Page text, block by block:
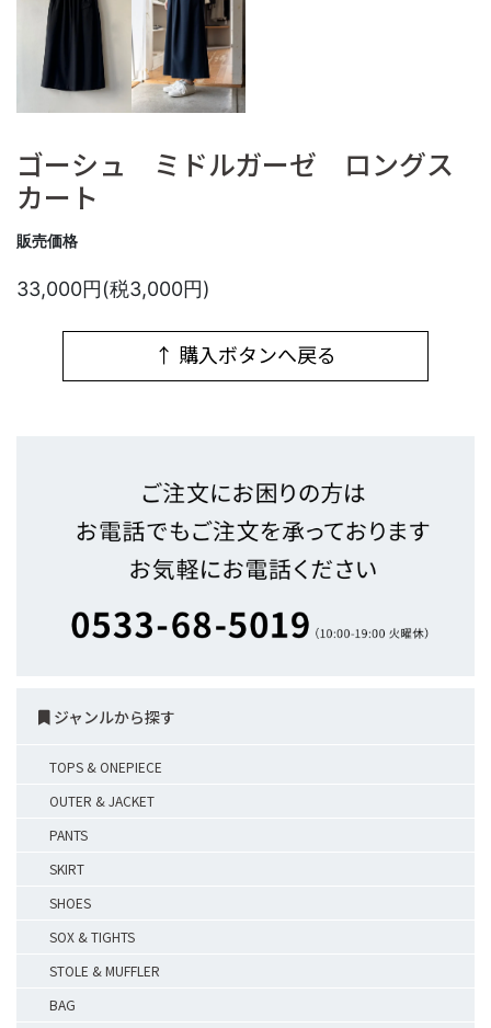
ゴーシュ ミドルガーゼ ロングス
カート
販売価格
33,000円(税3,000円)
↑ 購入ボタンへ戻る
ジャンルから探す
TOPS & ONEPIECE
OUTER & JACKET
PANTS
SKIRT
SHOES
SOX & TIGHTS
STOLE & MUFFLER
BAG